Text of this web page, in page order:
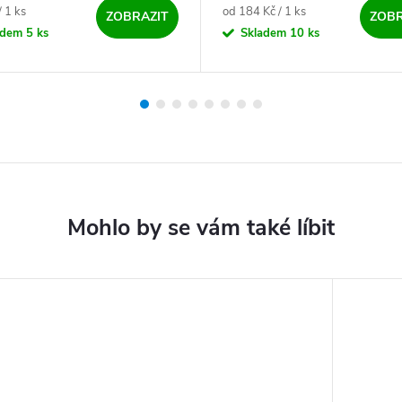
1 ks
5 ks
ZOBRAZIT Měrná cena:
od 184 Kč / 1 ks
Skladem 10 ks